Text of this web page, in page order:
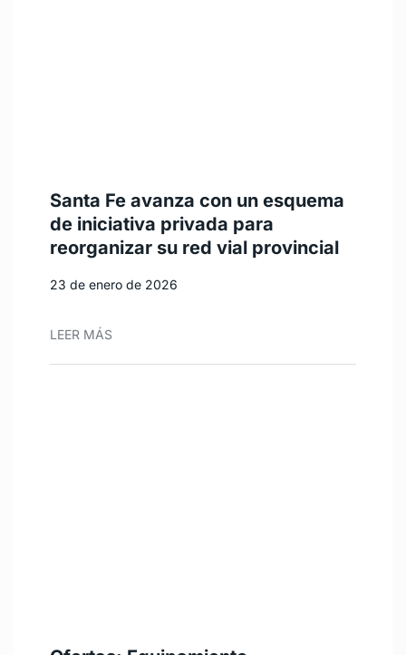
Santa Fe avanza con un esquema
de iniciativa privada para
reorganizar su red vial provincial
23 de enero de 2026
LEER MÁS